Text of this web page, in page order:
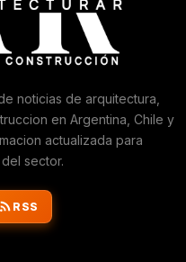
noticias de arquitectura,
en Argentina, Chile y
actualizada para
sector.
RSS